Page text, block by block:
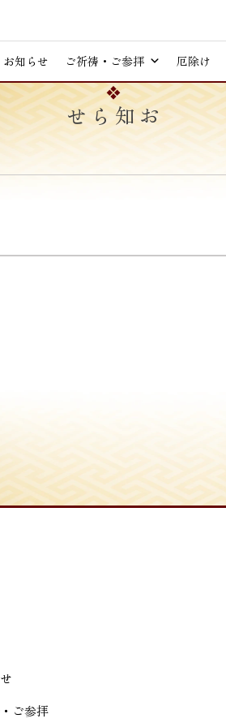
お知らせ ご祈祷・ご参拝 厄除け
お知らせ
ご参拝